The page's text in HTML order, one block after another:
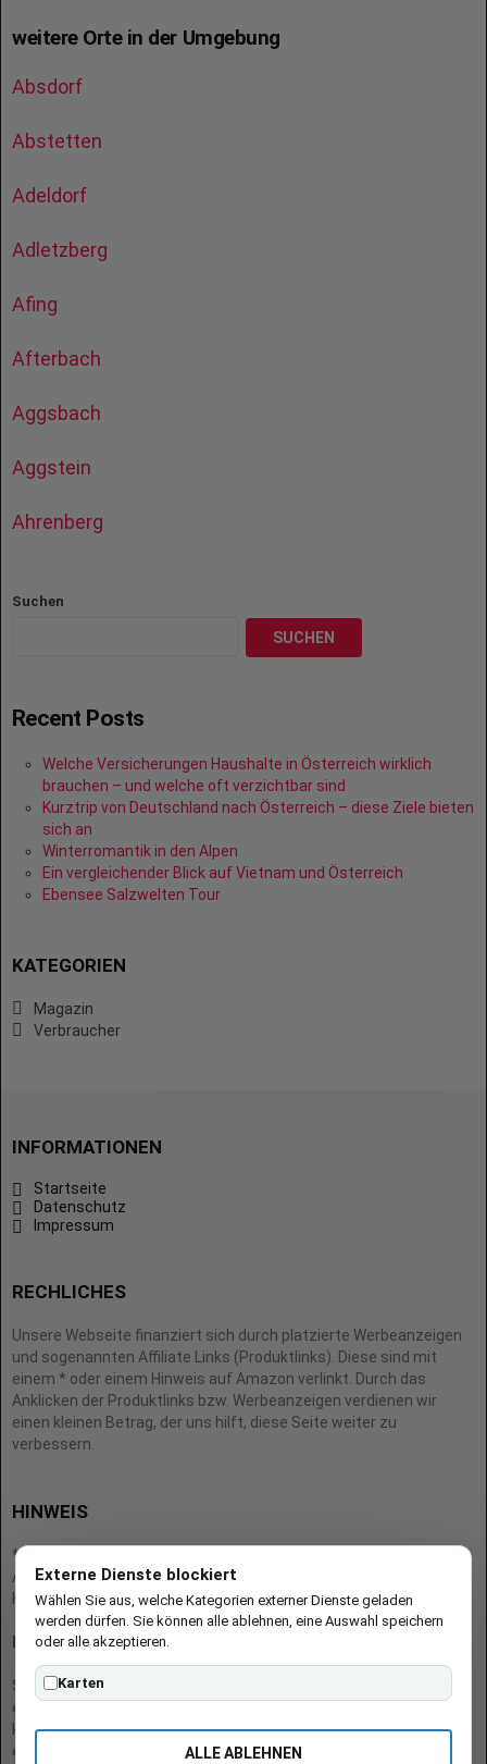
weitere Orte in der Umgebung
Absdorf
Abstetten
Adeldorf
Adletzberg
Afing
Afterbach
Aggsbach
Aggstein
Ahrenberg
Suchen
SUCHEN
Recent Posts
Welche Versicherungen Haushalte in Österreich wirklich
brauchen – und welche oft verzichtbar sind
Kurztrip von Deutschland nach Österreich – diese Ziele bieten
sich an
Winterromantik in den Alpen
Ein vergleichender Blick auf Vietnam und Österreich
Ebensee Salzwelten Tour
KATEGORIEN
Magazin
Verbraucher
INFORMATIONEN
Startseite
Datenschutz
Impressum
RECHLICHES
Unsere Webseite finanziert sich durch platzierte Werbeanzeigen
und sogenannten Affiliate Links (Produktlinks). Diese sind mit
einem * oder einem Hinweis auf Amazon verlinkt. Durch das
Anklicken der Produktlinks bzw. Werbeanzeigen verdienen wir
einen kleinen Betrag, der uns hilft, diese Seite weiter zu
verbessern.
HINWEIS
* = Afilliate-Link (=Werbung)
Als Amazon-Partner verdient der Seitenbetreiber an qualifizierten
Käufen.
Hinweis zu Preisen und Verfügbarkeiten
Sofern Produktpreise und Verfügbarkeiten angezeigt werden,
entsprechen diese dem angegebenen Stand (Datum/Uhrzeit) und
können sich auf der verlinkten Seite jederzeit ändern. Für den Kauf
eines Produkts gelten die Angaben zu Preis und Verfügbarkeit, die
Externe Dienste blockiert
Wählen Sie aus, welche Kategorien externer Dienste geladen
werden dürfen. Sie können alle ablehnen, eine Auswahl speichern
oder alle akzeptieren.
Karten
ALLE ABLEHNEN